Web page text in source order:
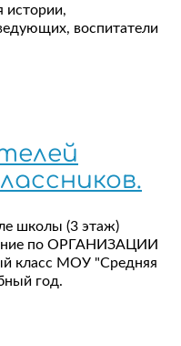
истории,
воспитатели
школы (3 этаж)
по ОРГАНИЗАЦИИ
класс МОУ "Средняя
год.